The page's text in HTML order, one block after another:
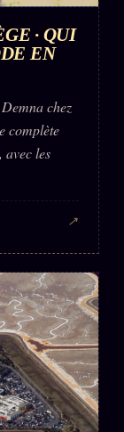
· QUI
EN
chez
complète
avec les
↗